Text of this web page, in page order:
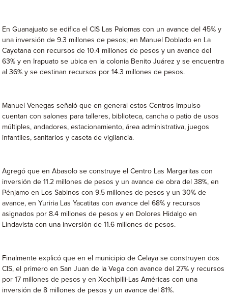
En Guanajuato se edifica el CIS Las Palomas con un avance del 45% y
una inversión de 9.3 millones de pesos; en Manuel Doblado en La
Cayetana con recursos de 10.4 millones de pesos y un avance del
63% y en Irapuato se ubica en la colonia Benito Juárez y se encuentra
al 36% y se destinan recursos por 14.3 millones de pesos.
Manuel Venegas señaló que en general estos Centros Impulso
cuentan con salones para talleres, biblioteca, cancha o patio de usos
múltiples, andadores, estacionamiento, área administrativa, juegos
infantiles, sanitarios y caseta de vigilancia.
Agregó que en Abasolo se construye el Centro Las Margaritas con
inversión de 11.2 millones de pesos y un avance de obra del 38%, en
Pénjamo en Los Sabinos con 9.5 millones de pesos y un 30% de
avance, en Yuriria Las Yacatitas con avance del 68% y recursos
asignados por 8.4 millones de pesos y en Dolores Hidalgo en
Lindavista con una inversión de 11.6 millones de pesos.
Finalmente explicó que en el municipio de Celaya se construyen dos
CIS, el primero en San Juan de la Vega con avance del 27% y recursos
por 17 millones de pesos y en Xochipilli-Las Américas con una
inversión de 8 millones de pesos y un avance del 81%.